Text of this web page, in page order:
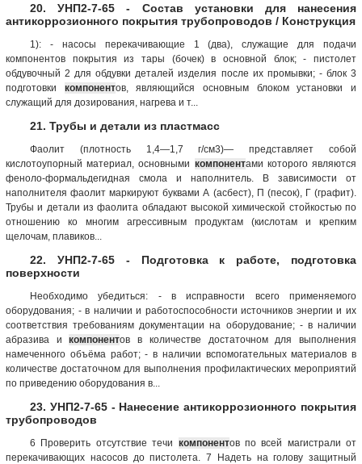
20. УНП2-7-65 - Состав установки для нанесения
антикоррозионного покрытия трубопроводов / Конструкция
1): - насосы перекачивающие 1 (два), служащие для подачи
компонентов покрытия из тары (бочек) в основной блок; - пистолет
обдувочный 2 для обдувки деталей изделия после их промывки; - блок 3
подготовки компонентов, являющийся основным блоком установки и
служащий для дозирования, нагрева и т...
21. Трубы и детали из пластмасс
Фаолит (плотность 1,4—1,7 г/см3)— представляет собой
кислотоупорный материал, основными компонентами которого являются
феноло-формальдегидная смола и наполнитель. В зависимости от
наполнителя фаолит маркируют буквами А (асбест), П (песок), Г (графит).
Трубы и детали из фаолита обладают высокой химической стойкостью по
отношению ко многим агрессивным продуктам (кислотам и крепким
щелочам, плавиков...
22. УНП2-7-65 - Подготовка к работе, подготовка
поверхности
Необходимо убедиться: - в исправности всего применяемого
оборудования; - в наличии и работоспособности источников энергии и их
соответствия требованиям документации на оборудование; - в наличии
абразива икомпонентов в количестве достаточном для выполнения
намеченного объёма работ; - в наличии вспомогательных материалов в
количестве достаточном для выполнения профилактических мероприятий
по приведению оборудования в...
23. УНП2-7-65 - Нанесение антикоррозионного покрытия
трубопроводов
6 Проверить отсутствие течи компонентов по всей магистрали от
перекачивающих насосов до пистолета. 7 Надеть на голову защитный